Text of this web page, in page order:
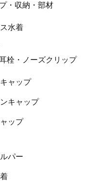
・収納・部材
水着
栓・ノーズクリップ
ャップ
キャップ
ップ
パー